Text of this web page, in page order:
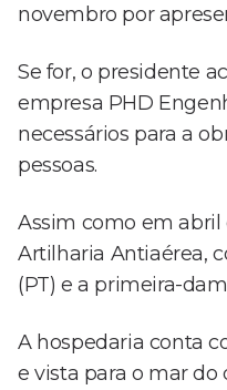
novembro por
Se for, o presidente
empresa PHD
necessários para a
pessoas.
Assim como em abril
Artilharia Antiaérea,
(PT) e a primeira-
A hospedaria conta
e vista para o mar do